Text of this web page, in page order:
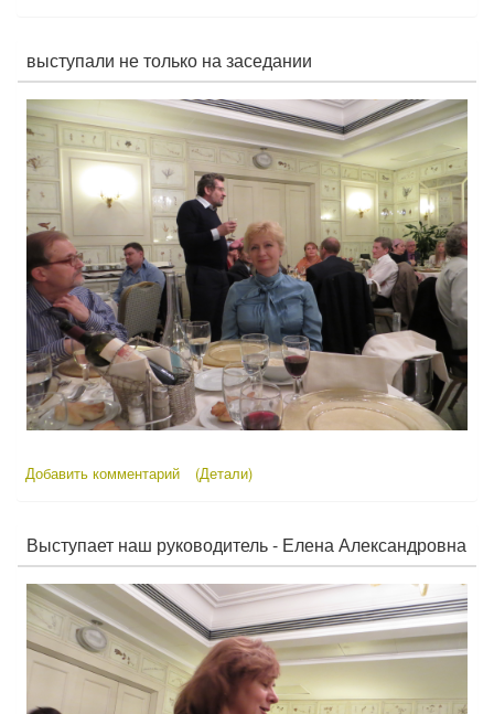
выступали не только на заседании
Добавить комментарий (Детали)
Выступает наш руководитель - Елена Александровна